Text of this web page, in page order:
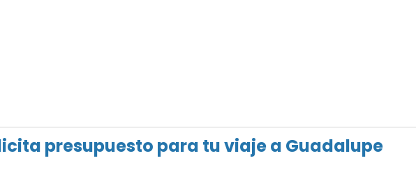
presupuesto para tu viaje a Guadalupe